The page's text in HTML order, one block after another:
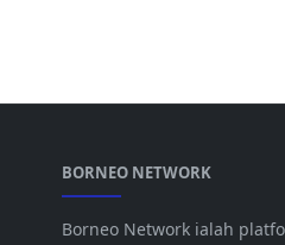
BORNEO NETWORK
Borneo Network ialah